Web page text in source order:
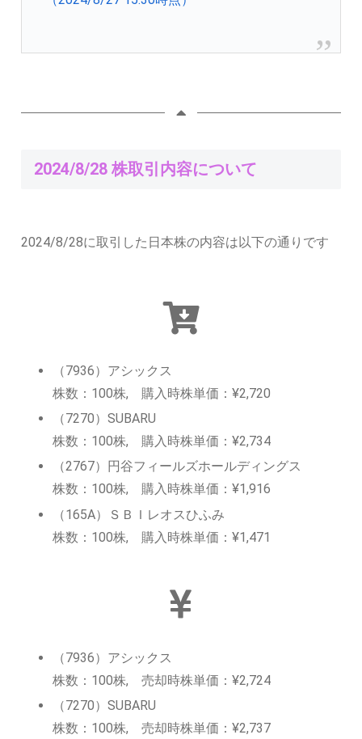
2024/8/28 株取引内容について
2024/8/28に取引した日本株の内容は以下の通りです
（7936）アシックス
株数：100株, 購入時株単価：¥2,720
（7270）SUBARU
株数：100株, 購入時株単価：¥2,734
（2767）円谷フィールズホールディングス
株数：100株, 購入時株単価：¥1,916
（165A）ＳＢＩレオスひふみ
株数：100株, 購入時株単価：¥1,471
（7936）アシックス
株数：100株, 売却時株単価：¥2,724
（7270）SUBARU
株数：100株, 売却時株単価：¥2,737